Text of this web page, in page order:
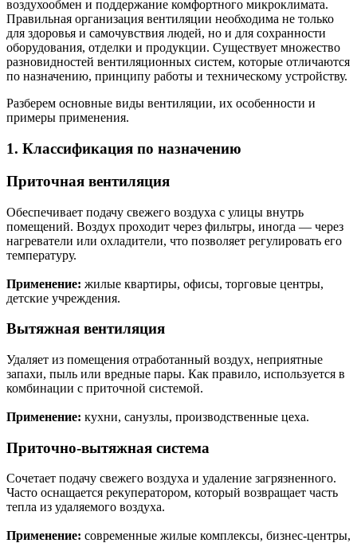
воздухообмен и поддержание комфортного микроклимата.
Правильная организация вентиляции необходима не только
для здоровья и самочувствия людей, но и для сохранности
оборудования, отделки и продукции. Существует множество
разновидностей вентиляционных систем, которые отличаются
по назначению, принципу работы и техническому устройству.
Разберем основные виды вентиляции, их особенности и
примеры применения.
1. Классификация по назначению
Приточная вентиляция
Обеспечивает подачу свежего воздуха с улицы внутрь
помещений. Воздух проходит через фильтры, иногда — через
нагреватели или охладители, что позволяет регулировать его
температуру.
Применение: жилые квартиры, офисы, торговые центры,
детские учреждения.
Вытяжная вентиляция
Удаляет из помещения отработанный воздух, неприятные
запахи, пыль или вредные пары. Как правило, используется в
комбинации с приточной системой.
Применение: кухни, санузлы, производственные цеха.
Приточно-вытяжная система
Сочетает подачу свежего воздуха и удаление загрязненного.
Часто оснащается рекуператором, который возвращает часть
тепла из удаляемого воздуха.
Применение: современные жилые комплексы, бизнес-центры,